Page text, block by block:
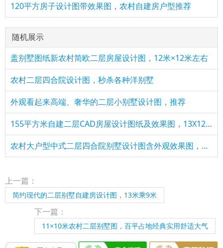
120平方房子设计图带效果图，农村自建房户型推荐
随机展示
盖别墅图纸新农村简欧二层房屋设计图，12米×12米左右
农村二层四合院设计图，秒杀各种洋别墅
外观看起来高端、奢华的二层小别墅设计图，推荐
155平方米自建二层CAD房屋设计图纸及效果图，13X12米
农村大户型中式二层四合院别墅设计图含外观效果图，户型经典、
上一篇：
简约现代的二层别墅自建房设计图，13米乘9米
下一篇：
11×10米农村二层别墅图，百平占地经典实用舒适大气